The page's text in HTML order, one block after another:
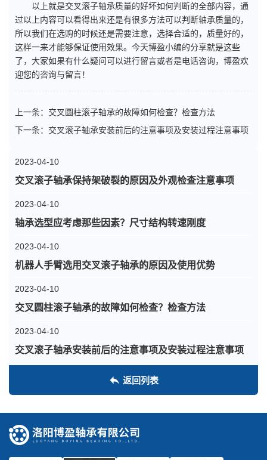
以上就是交叉滚子轴承质量的好坏如何判断的全部内容，通
过以上内容可以看得出来还是有很多方法可以判断轴承质量的，
所以我们在选购的时候还是需要注意，选择合适的，质量好的，
这样一来才能够保证使用效果。今天博盈小编的分享就是这些
了，大家如果有什么疑问可以进行留言或者是电话咨询，博盈欢
迎您的咨询与留言！
上一条： 交叉圆柱滚子轴承的故障如何检查？检查方法
下一条： 交叉滚子轴承安装前后的注意事项及安装过程注意事项
2023-04-10
交叉滚子轴承保持架破裂的原因及外观检查注意事项
2023-04-10
轴承选型应考虑那些因素？尺寸结构转速刚度
2023-04-10
机器人手臂选用交叉滚子轴承的原因及使用优势
2023-04-10
交叉圆柱滚子轴承的故障如何检查？检查方法
2023-04-10
交叉滚子轴承安装前后的注意事项及安装过程注意事项
返回列表